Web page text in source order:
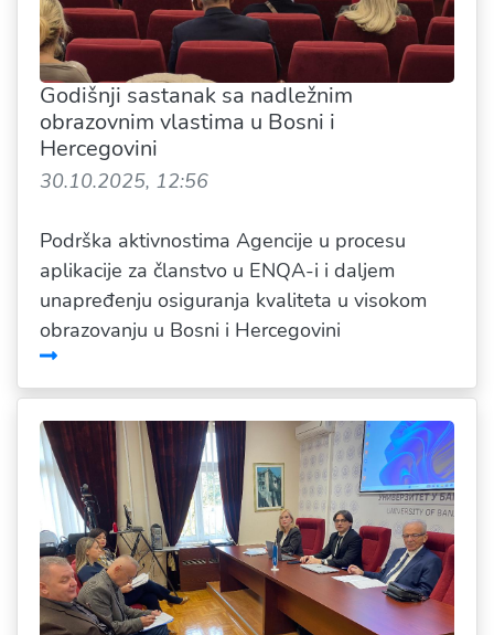
Godišnji sastanak sa nadležnim
obrazovnim vlastima u Bosni i
Hercegovini
30.10.2025, 12:56
Podrška aktivnostima Agencije u procesu
aplikacije za članstvo u ENQA-i i daljem
unapređenju osiguranja kvaliteta u visokom
obrazovanju u Bosni i Hercegovini